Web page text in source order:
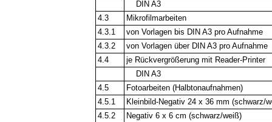
DIN A3
4.3
Mikrofilmarbeiten
4.3.1
von Vorlagen bis DIN A3 pro Aufnahme
4.3.2
von Vorlagen über DIN A3 pro Aufnahme
4.4
je Rückvergrößerung mit Reader-
DIN A3
4.5
Fotoarbeiten (Halbtonaufnahmen)
4.5.1
Kleinbild-Negativ 24 x 36 mm (schwarz/
4.5.2
Negativ 6 x 6 cm (schwarz/weiß)